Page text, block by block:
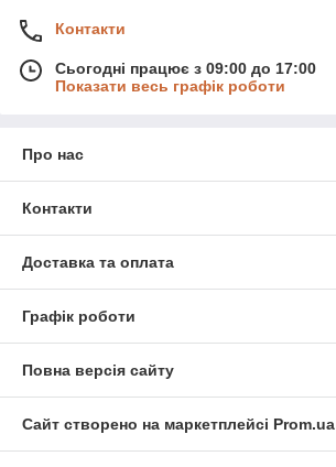
Контакти
Сьогодні працює з 09:00 до 17:00
Показати весь графік роботи
Про нас
Контакти
Доставка та оплата
Графік роботи
Повна версія сайту
Сайт створено на маркетплейсі Prom.ua